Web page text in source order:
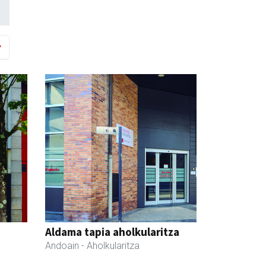
Aldama tapia aholkularitza
Andoain - Aholkularitza